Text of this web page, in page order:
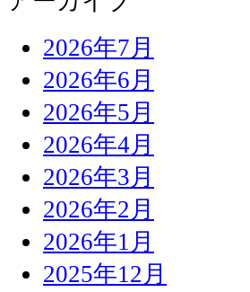
2026年7月
2026年6月
2026年5月
2026年4月
2026年3月
2026年2月
2026年1月
2025年12月